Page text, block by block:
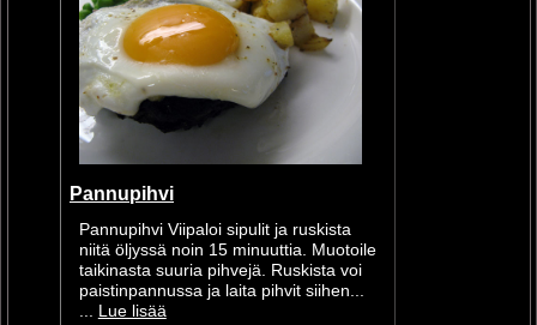
Pannupihvi
Pannupihvi Viipaloi sipulit ja ruskista
niitä öljyssä noin 15 minuuttia. Muotoile
taikinasta suuria pihvejä. Ruskista voi
paistinpannussa ja laita pihvit siihen...
... Lue lisää